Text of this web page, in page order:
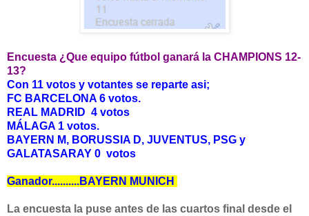
Encuesta ¿Que equipo fútbol ganará la CHAMPIONS 12-
13?
Con 11 votos y votantes se reparte asi;
FC BARCELONA 6 votos.
REAL MADRID 4 votos
MÁLAGA 1 votos.
BAYERN M, BORUSSIA D, JUVENTUS, PSG y
GALATASARAY 0 votos
Ganador..........BAYERN MUNICH
La encuesta la puse antes de las cuartos final desde el